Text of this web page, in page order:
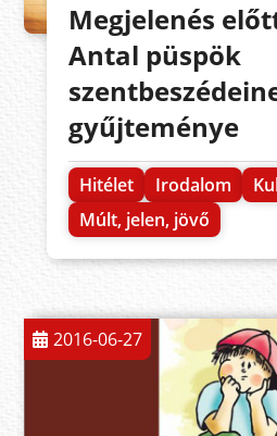
Megjelenés
Antal püspök
gyűjteménye
Hitélet Irodalom
Múlt, jelen, jövő
2016-06-27